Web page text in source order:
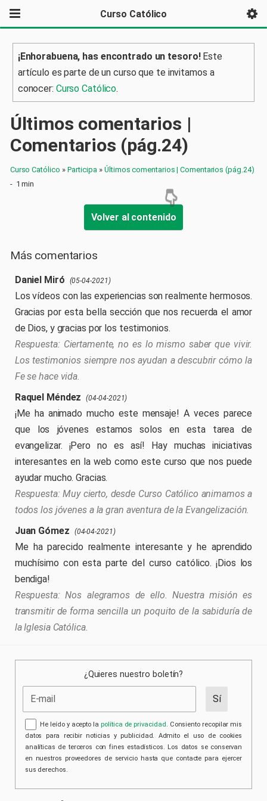
Curso Católico
¡Enhorabuena, has encontrado un tesoro!Este
artículo es parte de un curso que te invitamos a
conocer: Curso Católico.
Últimos comentarios |
Comentarios (pág.24)
Curso Católico »Participa »Últimos comentarios | Comentarios (pág.24)
- 1 min
Volver al contenido
Más comentarios
Daniel Miró (05-04-2021)
Los vídeos con las experiencias son realmente hermosos.
Gracias por esta bella sección que nos recuerda el amor
de Dios, y gracias por los testimonios.
Ciertamente, no es lo mismo saber que vivir.
Los testimonios siempre nos ayudan a descubrir cómo la
Fe se hace vida.
Raquel Méndez
(04-04-2021)
¡Me ha animado mucho este mensaje! A veces parece
que los jóvenes estamos solos en esta tarea de
evangelizar. ¡Pero no es así! Hay muchas iniciativas
interesantes en la web como este curso que nos puede
ayudar mucho. Gracias.
Muy cierto, desde Curso Católico animamos a
todos los jóvenes a la gran aventura de la Evangelización.
Juan Gómez
(04-04-2021)
Me ha parecido realmente interesante y he aprendido
muchísimo con esta parte del curso católico. ¡Dios los
bendiga!
Nos alegramos de ello. Nuestra misión es
transmitir de forma sencilla un poquito de la sabiduría de
la Iglesia Católica.
¿Quieres nuestro boletín?
He leído y acepto lapolítica de privacidad. Consiento recopilar mis
datos para recibir noticias y publicidad. Admito el uso de cookies
analíticas de terceros con fines estadísticos. Los datos se conservan
en nuestros proveedores de servicio hasta que contacte para ejercer
sus derechos.